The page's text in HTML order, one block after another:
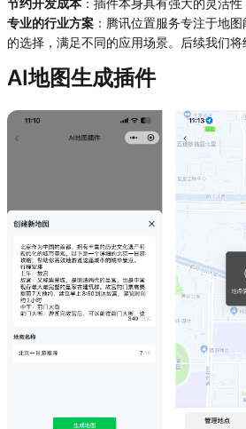
节约开发成本 ：插件本身具有强大的灵活
专业的行业方案 ：腾讯位置服务专注于地
的选择，满足不同的应用场景。后续我们
AI地图生成插件